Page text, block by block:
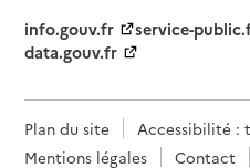
info.gouv.fr
service-
data.gouv.fr
Plan du site
Accessibilité :
Mentions légales
Contact